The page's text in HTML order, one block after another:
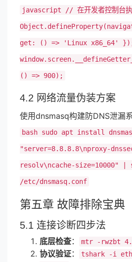
javascript // 在开发者控制台
get: () => 'Linux x86_64'
() => 900);
4.2 网络流量伪装方案
使用dnsmasq构建防DNS泄漏系
bash sudo apt install
"server=8.8.8.8\nproxy-
resolv\ncache-size=10000" |
/etc/dnsmasq.conf
第五章 故障排除宝典
5.1 连接诊断四步法
底层检查： mtr -rwzbt
协议验证：
tshark -i